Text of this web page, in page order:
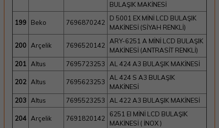
BULAŞIK MAKİNESİ
199 Beko 7696870242
D 5001 EX MİNİ LCD BULAŞIK
MAKİNESİ (SİYAH RENKLİ)
200 Arçelik 7696520142
ARY-6251 A MİNİ LCD BULAŞIK
MAKİNESİ (ANTRASİT RENKLİ)
201 Altus 7695723253 AL 424 A3 BULAŞIK MAKİNESİ
202 Altus 7695623253
AL 424 S A3 BULAŞIK
MAKİNESİ
203 Altus 7695523253 AL 422 A3 BULAŞIK MAKİNESİ
204 Arçelik 7691820142
6251 EI MİNİ LCD BULAŞIK
MAKİNESİ ( İNOX )